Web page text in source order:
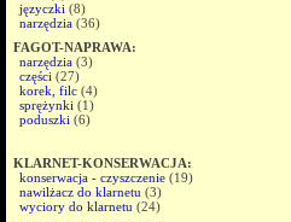
języczki (8)
narzędzia (36)
FAGOT-NAPRAWA:
narzędzia (3)
części (27)
korek, filc (4)
sprężynki (1)
poduszki (6)
KLARNET-KONSERWACJA:
konserwacja - czyszczenie (19)
nawilżacz do klarnetu (3)
wyciory do klarnetu (24)